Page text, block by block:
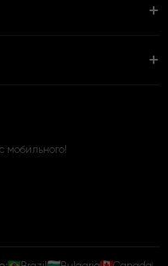
мобильного!